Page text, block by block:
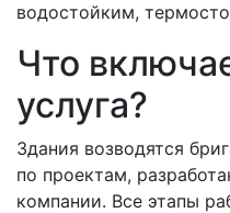
водостойким,
Что
услуга?
Здания возводятся
по проектам,
компании. Все этапы